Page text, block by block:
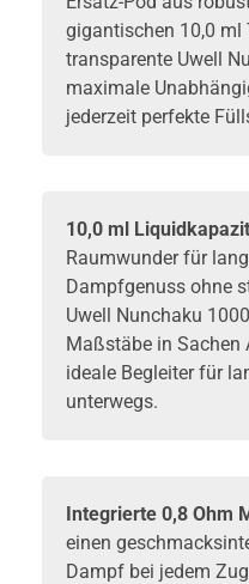
gigantischen 10,0 ml
transparente Uwell
maximale
jederzeit perfekte
10,0 ml
Raumwunder für
Dampfgenuss ohne
Uwell Nunchaku
Maßstäbe in Sachen
ideale Begleiter für
unterwegs.
Integrierte 0,8 Ohm
einen
Dampf bei jedem